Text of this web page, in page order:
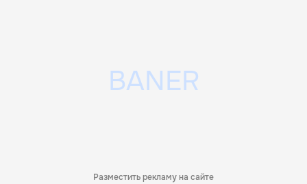
Разместить рекламу на сайте